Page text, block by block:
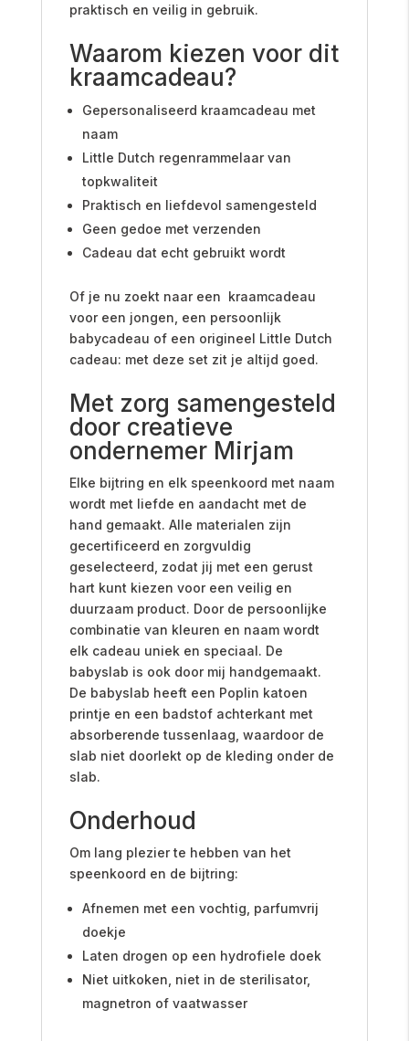
praktisch en veilig in gebruik.
Waarom kiezen voor dit
kraamcadeau?
Gepersonaliseerd kraamcadeau met
naam
Little Dutch regenrammelaar van
topkwaliteit
Praktisch en liefdevol samengesteld
Geen gedoe met verzenden
Cadeau dat echt gebruikt wordt
Of je nu zoekt naar een kraamcadeau
voor een jongen, een persoonlijk
babycadeau of een origineel Little Dutch
cadeau: met deze set zit je altijd goed.
Met zorg samengesteld
door creatieve
ondernemer Mirjam
Elke bijtring en elk speenkoord met naam
wordt met liefde en aandacht met de
hand gemaakt. Alle materialen zijn
gecertificeerd en zorgvuldig
geselecteerd, zodat jij met een gerust
hart kunt kiezen voor een veilig en
duurzaam product. Door de persoonlijke
combinatie van kleuren en naam wordt
elk cadeau uniek en speciaal. De
babyslab is ook door mij handgemaakt.
De babyslab heeft een Poplin katoen
printje en een badstof achterkant met
absorberende tussenlaag, waardoor de
slab niet doorlekt op de kleding onder de
slab.
Onderhoud
Om lang plezier te hebben van het
speenkoord en de bijtring:
Afnemen met een vochtig, parfumvrij
doekje
Laten drogen op een hydrofiele doek
Niet uitkoken, niet in de sterilisator,
magnetron of vaatwasser